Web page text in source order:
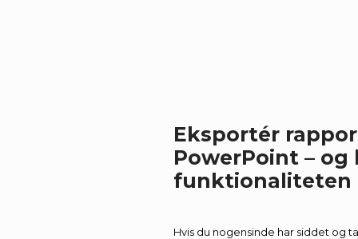
Eksportér
PowerPoint – og
funktionaliteten
Hvis du nogensinde har siddet og